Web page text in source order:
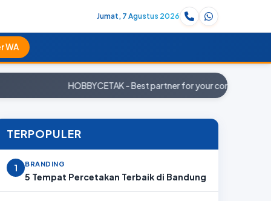
Jumat, 7 Agustus 2026
WA
HOBBYCETAK - Best partner for your company.
TERPOPULER
1 BRANDING
5 Tempat Percetakan Terbaik di Bandung